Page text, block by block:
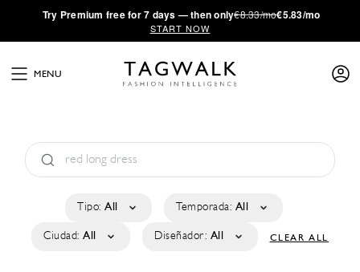
·Try Premium free for 7 days — then only€8.33/mo€5.83/mo
START NOW
MENU
Tipo: All Temporada: All
Ciudad: All Diseñador: All CLEAR ALL